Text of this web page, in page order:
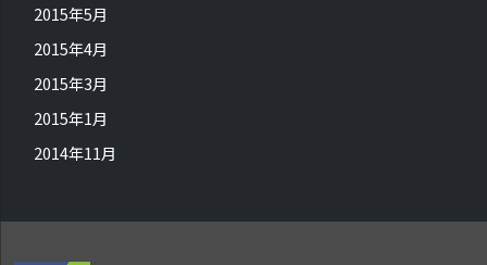
2015年5月
2015年4月
2015年3月
2015年1月
2014年11月